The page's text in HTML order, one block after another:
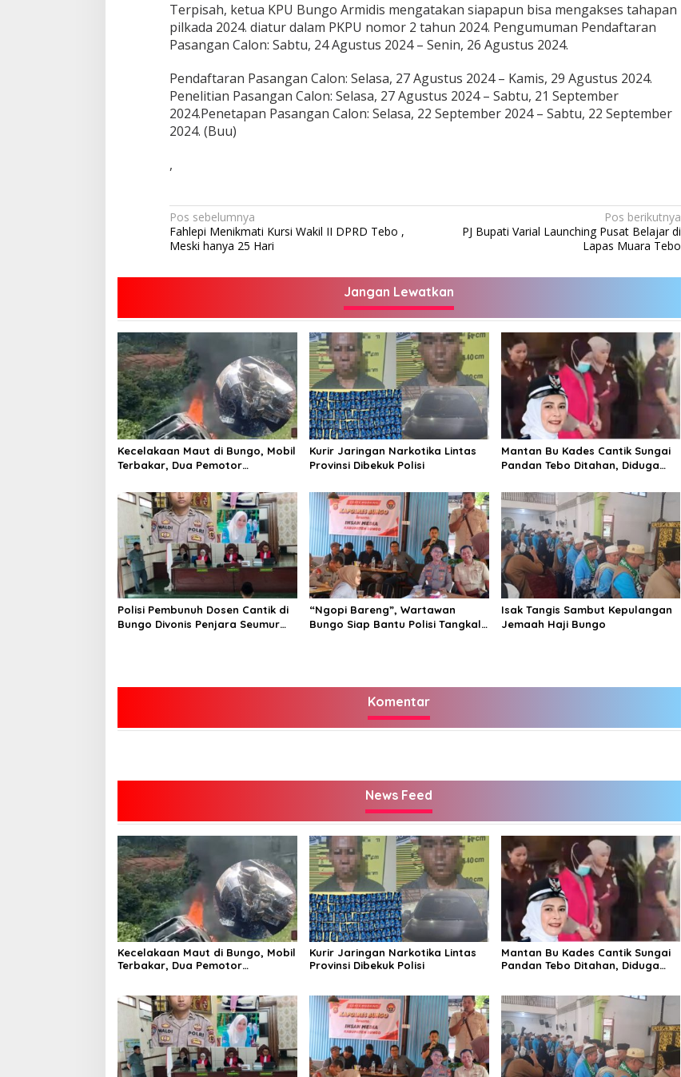
Terpisah, ketua KPU Bungo Armidis mengatakan siapapun bisa mengakses tahapan
pilkada 2024. diatur dalam PKPU nomor 2 tahun 2024. Pengumuman Pendaftaran
Pasangan Calon: Sabtu, 24 Agustus 2024 – Senin, 26 Agustus 2024.
Pendaftaran Pasangan Calon: Selasa, 27 Agustus 2024 – Kamis, 29 Agustus 2024.
Penelitian Pasangan Calon: Selasa, 27 Agustus 2024 – Sabtu, 21 September
2024.Penetapan Pasangan Calon: Selasa, 22 September 2024 – Sabtu, 22 September
2024. (Buu)
,
Navigasi
pos
Pos sebelumnya
Fahlepi Menikmati Kursi Wakil II DPRD Tebo ,
Meski hanya 25 Hari
Pos berikutnya
PJ Bupati Varial Launching Pusat Belajar di
Lapas Muara Tebo
Jangan Lewatkan
Kecelakaan Maut di Bungo, Mobil
Terbakar, Dua Pemotor
Kurir Jaringan Narkotika Lintas
Provinsi Dibekuk Polisi
Mantan Bu Kades Cantik Sungai
Pandan Tebo Ditahan, Diduga
Polisi Pembunuh Dosen Cantik di
Bungo Divonis Penjara Seumur
“Ngopi Bareng”, Wartawan
Bungo Siap Bantu Polisi Tangkal
Isak Tangis Sambut Kepulangan
Jemaah Haji Bungo
Komentar
News Feed
Kecelakaan Maut di Bungo, Mobil
Terbakar, Dua Pemotor
Kurir Jaringan Narkotika Lintas
Provinsi Dibekuk Polisi
Mantan Bu Kades Cantik Sungai
Pandan Tebo Ditahan, Diduga